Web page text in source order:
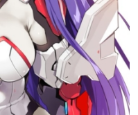
のイラスト紹介
要満たしていけ
ｗｗｗｗｗｗｗｗｗｗ